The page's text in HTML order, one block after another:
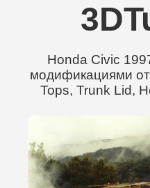
Honda Civic
модификациями
Tops, Trunk Lid,